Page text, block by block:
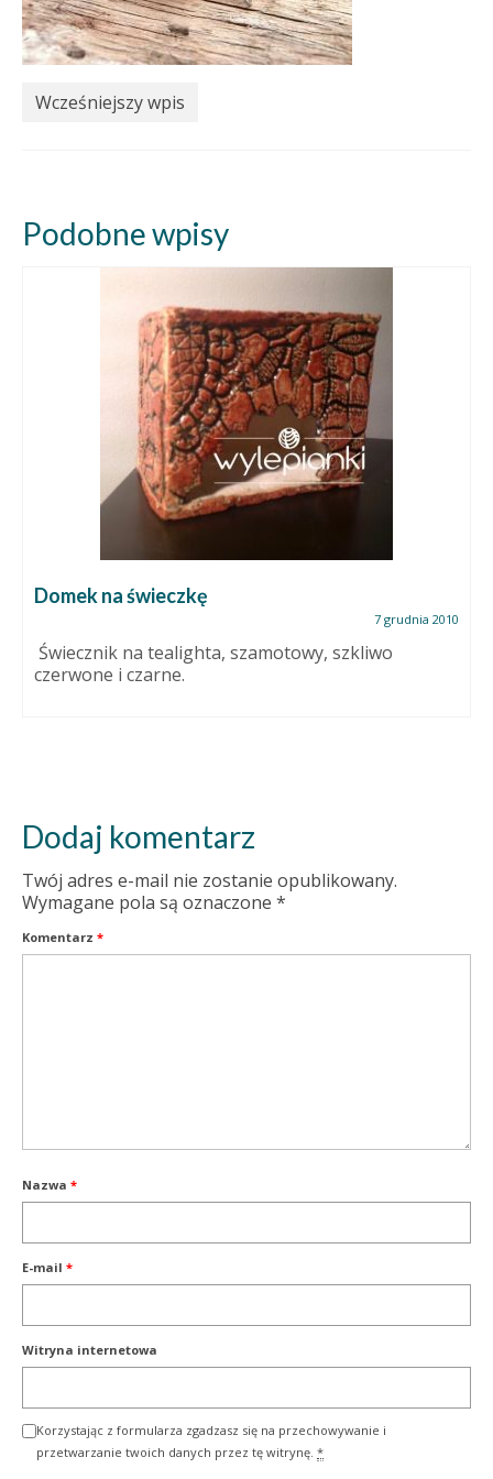
Wcześniejszy wpis
Podobne wpisy
Domek na świeczkę
7 grudnia 2010
Świecznik na tealighta, szamotowy, szkliwo
czerwone i czarne.
Dodaj komentarz
Twój adres e-mail nie zostanie opublikowany.
Wymagane pola są oznaczone *
Komentarz *
Nazwa *
E-mail *
Witryna internetowa
Korzystając z formularza zgadzasz się na przechowywanie i
przetwarzanie twoich danych przez tę witrynę. *